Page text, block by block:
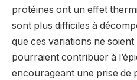
protéines ont un effet
sont plus difficiles à
que ces variations ne
pourraient contribuer à
encourageant une prise de